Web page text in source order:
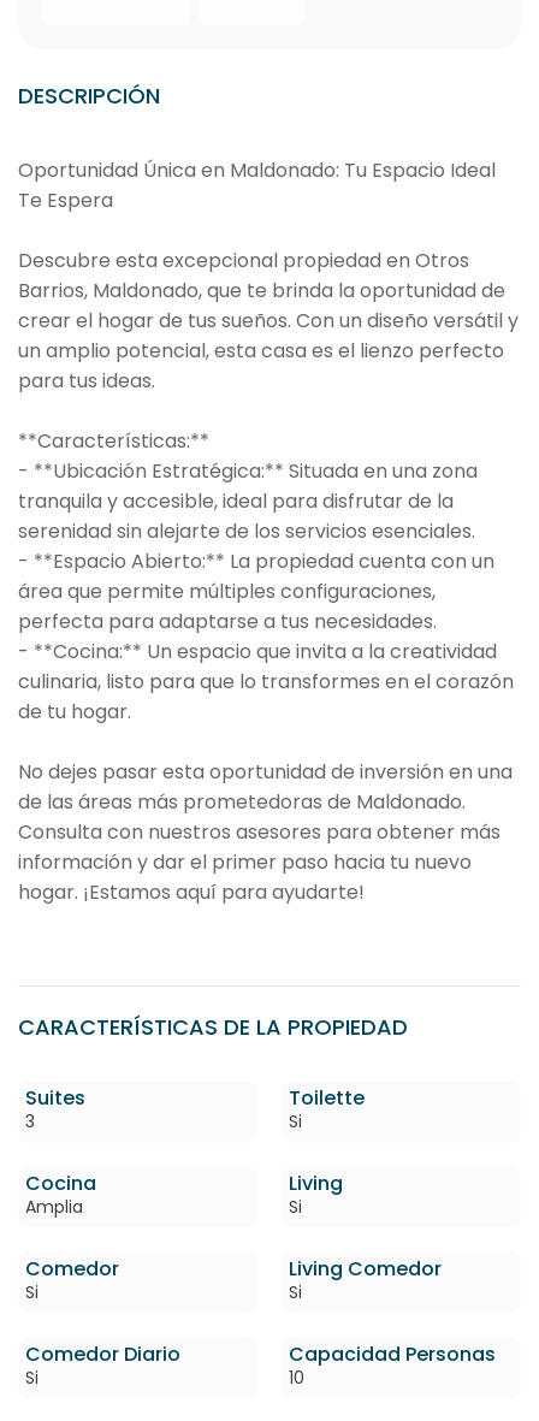
DESCRIPCIÓN
Oportunidad Única en Maldonado: Tu Espacio Ideal
Te Espera
Descubre esta excepcional propiedad en Otros
Barrios, Maldonado, que te brinda la oportunidad de
crear el hogar de tus sueños. Con un diseño versátil y
un amplio potencial, esta casa es el lienzo perfecto
para tus ideas.
**Características:**
- **Ubicación Estratégica:** Situada en una zona
tranquila y accesible, ideal para disfrutar de la
serenidad sin alejarte de los servicios esenciales.
- **Espacio Abierto:** La propiedad cuenta con un
área que permite múltiples configuraciones,
perfecta para adaptarse a tus necesidades.
- **Cocina:** Un espacio que invita a la creatividad
culinaria, listo para que lo transformes en el corazón
de tu hogar.
No dejes pasar esta oportunidad de inversión en una
de las áreas más prometedoras de Maldonado.
Consulta con nuestros asesores para obtener más
información y dar el primer paso hacia tu nuevo
hogar. ¡Estamos aquí para ayudarte!
CARACTERÍSTICAS DE LA PROPIEDAD
Suites
3
Toilette
Si
Cocina
Amplia
Living
Si
Comedor
Si
Living Comedor
Si
Comedor Diario
Si
Capacidad Personas
10